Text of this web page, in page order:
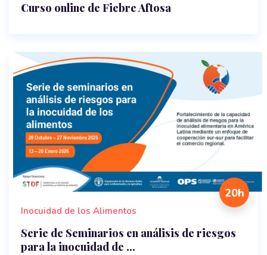
Curso online de Fiebre Aftosa
20h
Inocuidad de los Alimentos
Serie de Seminarios en análisis de riesgos
para la inocuidad de ...